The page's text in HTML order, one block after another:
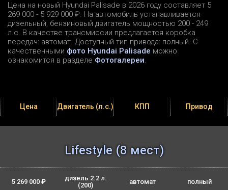
Цена на новый Hyundai Palisade в 2026 году составляет 5
269 000 - 5 929 000 ₽. На автомобиль устанавливается
дизельный, бензиновый двигатель мощностью 200 - 249
л.c. В качестве трансмиссии предлагается коробка
передач: автомат. Доступный тип привода: полный. С
качественными фото Hyundai Palisade можно
ознакомится в разделе Фотогалереи.
Цена Двигатель (л.с.) КПП Привод
Lifestyle (8 мест)
5 269 000 ₽
дизель 2.2 л.
(200)
автомат полный